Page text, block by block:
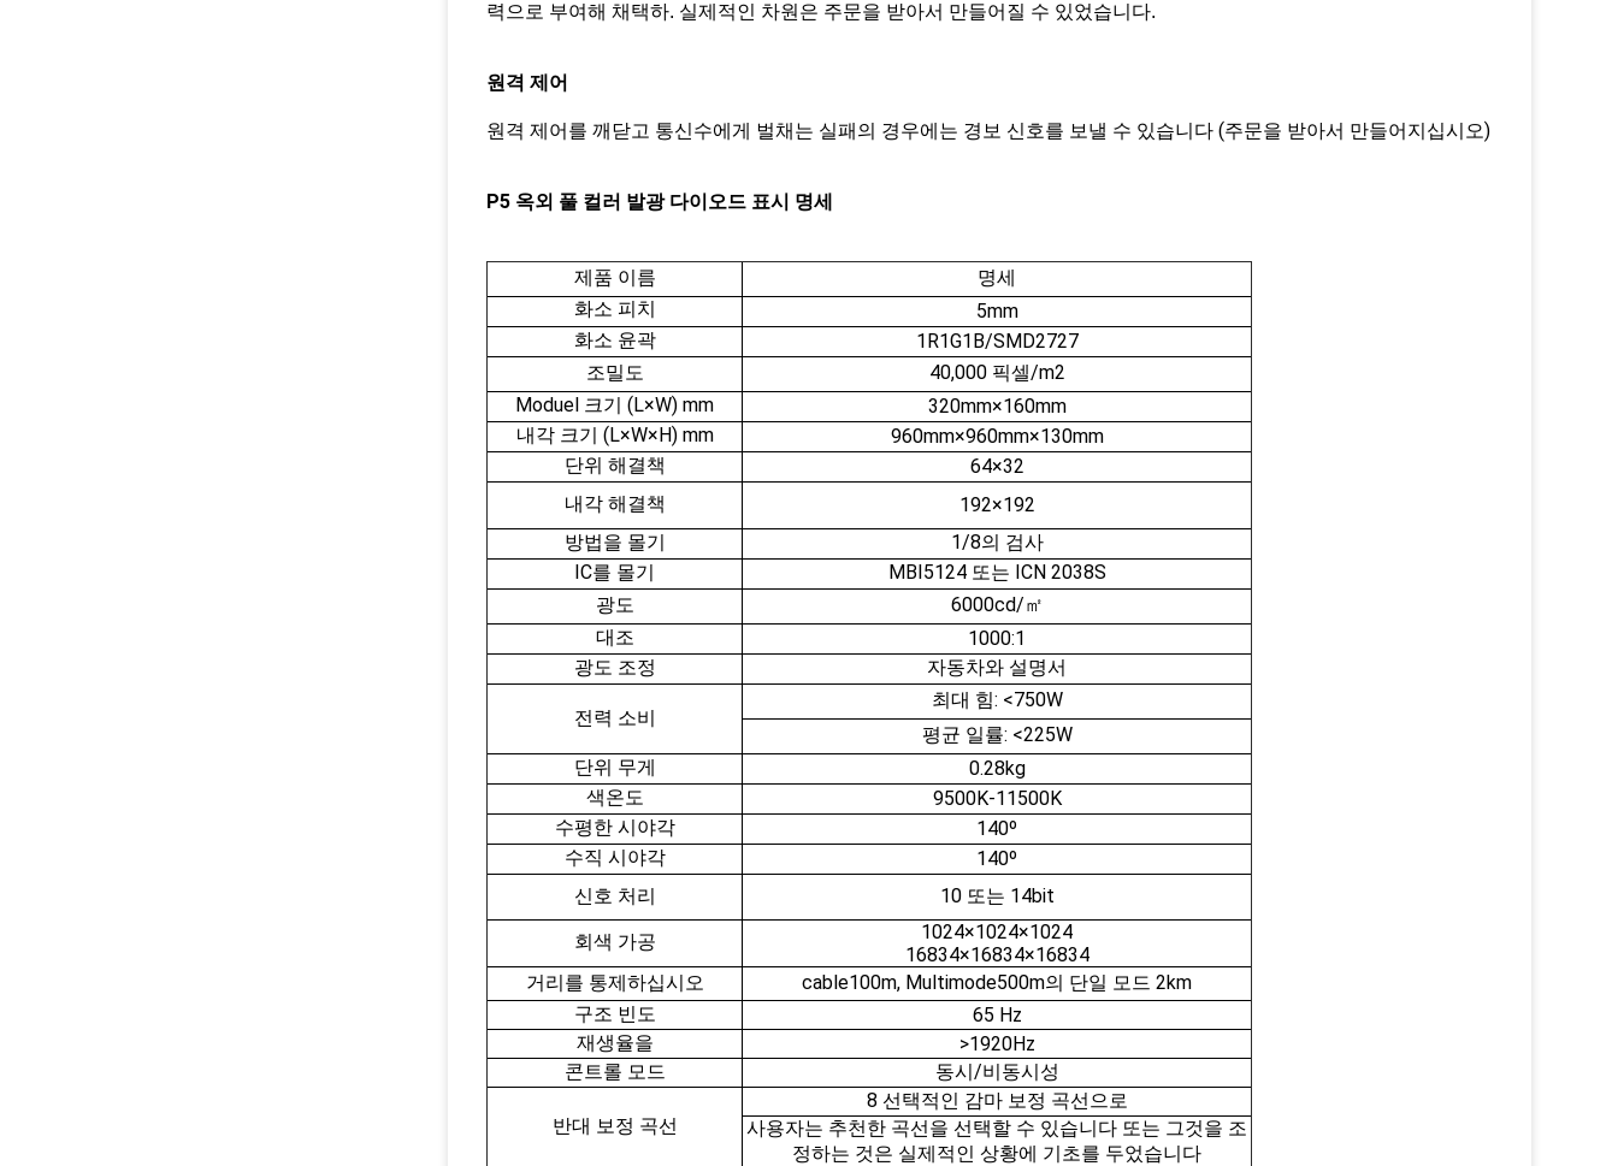
력으로 부여해 채택하. 실제적인 차원은 주문을 받아서 만들어질 수 있었습니다.
원격 제어
원격 제어를 깨닫고 통신수에게 벌채는 실패의 경우에는 경보 신호를 보낼 수 있습니다 (주문을 받아서 만들어지십시오)
P5 옥외 풀 컬러 발광 다이오드 표시 명세
제품 이름
명세
화소 피치
5mm
화소 윤곽
1R1G1B/SMD2727
조밀도
40,000 픽셀/m2
Moduel 크기 (L×W) mm
320mm×160mm
내각 크기 (L×W×H) mm
960mm×960mm×130mm
단위 해결책
64×32
내각 해결책
192×192
방법을 몰기
1/8의 검사
IC를 몰기
MBI5124 또는 ICN 2038S
광도
6000cd/㎡
대조
1000:1
광도 조정
자동차와 설명서
전력 소비
최대 힘: <750W
평균 일률: <225W
단위 무게
0.28kg
색온도
9500K-11500K
수평한 시야각
140º
수직 시야각
140º
신호 처리
10 또는 14bit
회색 가공
1024×1024×1024
16834×16834×16834
거리를 통제하십시오
cable100m, Multimode500m의 단일 모드 2km
구조 빈도
65 Hz
재생율을
>1920Hz
콘트롤 모드
동시/비동시성
반대 보정 곡선
8 선택적인 감마 보정 곡선으로
사용자는 추천한 곡선을 선택할 수 있습니다 또는 그것을 조
정하는 것은 실제적인 상황에 기초를 두었습니다